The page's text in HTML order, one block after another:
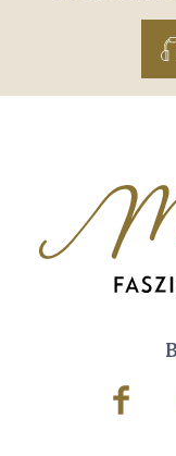
Facebook